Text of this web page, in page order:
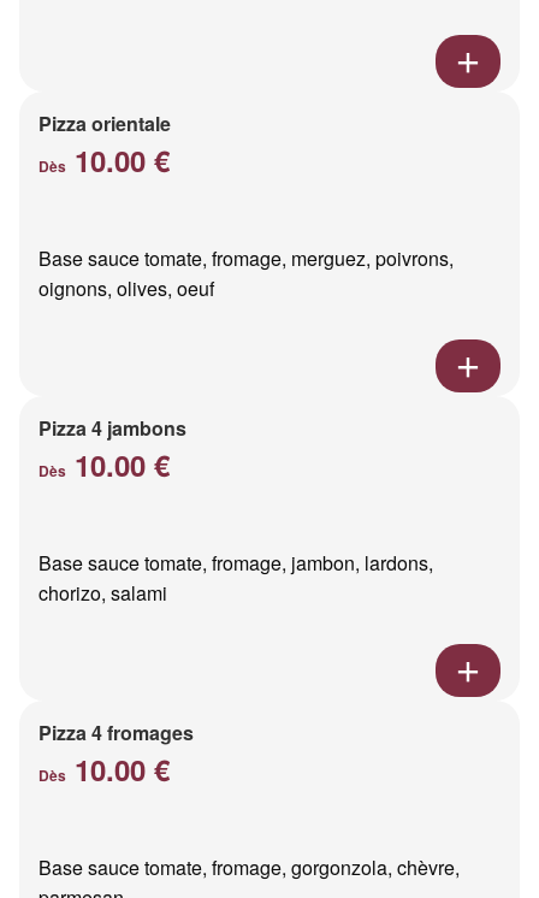
Pizza orientale
Dès 10.00 €
Base sauce tomate, fromage, merguez, poivrons,
oignons, olives, oeuf
Pizza 4 jambons
Dès 10.00 €
Base sauce tomate, fromage, jambon, lardons,
chorizo, salami
Pizza 4 fromages
Dès 10.00 €
Base sauce tomate, fromage, gorgonzola, chèvre,